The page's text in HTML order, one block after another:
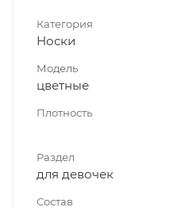
Категория
Носки
Модель
цветные
Плотность
Раздел
для девочек
Состав